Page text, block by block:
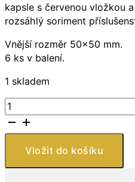
kapsle s červenou vložkou
rozsáhlý soriment
Vnější rozměr 50×50 mm.
6 ks v balení.
1 skladem
Leuchtturm1917
Bublinky
QUADRUM
Intercept
vnitřní
Vložit do košíku